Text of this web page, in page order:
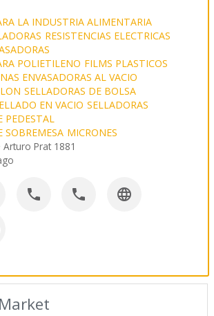
LA INDUSTRIA ALIMENTARIA
RESISTENCIAS ELECTRICAS
POLIETILENO FILMS PLASTICOS
ENVASADORAS AL VACIO
SELLADORAS DE BOLSA
EN VACIO SELLADORAS
PEDESTAL
SOBREMESA MICRONES
Arturo Prat 1881
  